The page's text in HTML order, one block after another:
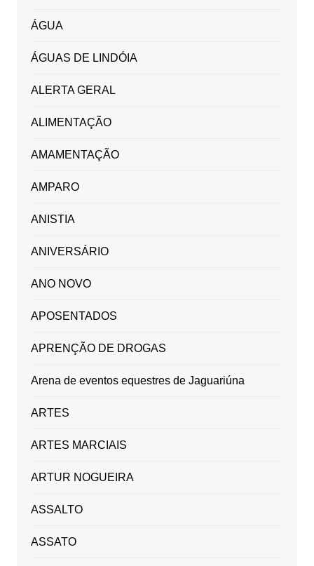
ÁGUA
ÁGUAS DE LINDÓIA
ALERTA GERAL
ALIMENTAÇÃO
AMAMENTAÇÃO
AMPARO
ANISTIA
ANIVERSÁRIO
ANO NOVO
APOSENTADOS
APRENÇÃO DE DROGAS
Arena de eventos equestres de Jaguariúna
ARTES
ARTES MARCIAIS
ARTUR NOGUEIRA
ASSALTO
ASSATO